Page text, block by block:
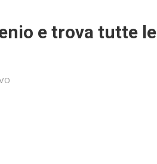
e trova tutte